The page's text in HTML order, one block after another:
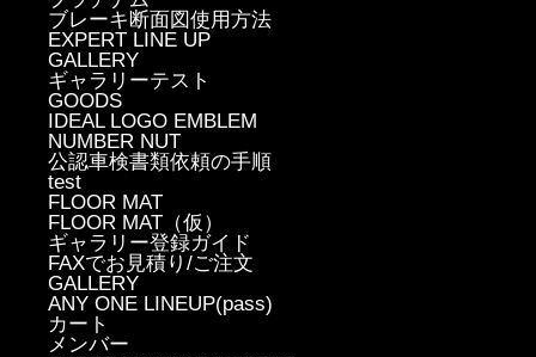
ブレーキ断面図使用方法
EXPERT LINE UP
GALLERY
ギャラリーテスト
GOODS
IDEAL LOGO EMBLEM
NUMBER NUT
公認車検書類依頼の手順
test
FLOOR MAT
FLOOR MAT（仮）
ギャラリー登録ガイド
FAXでお見積り/ご注文
GALLERY
ANY ONE LINEUP(pass)
カート
メンバー